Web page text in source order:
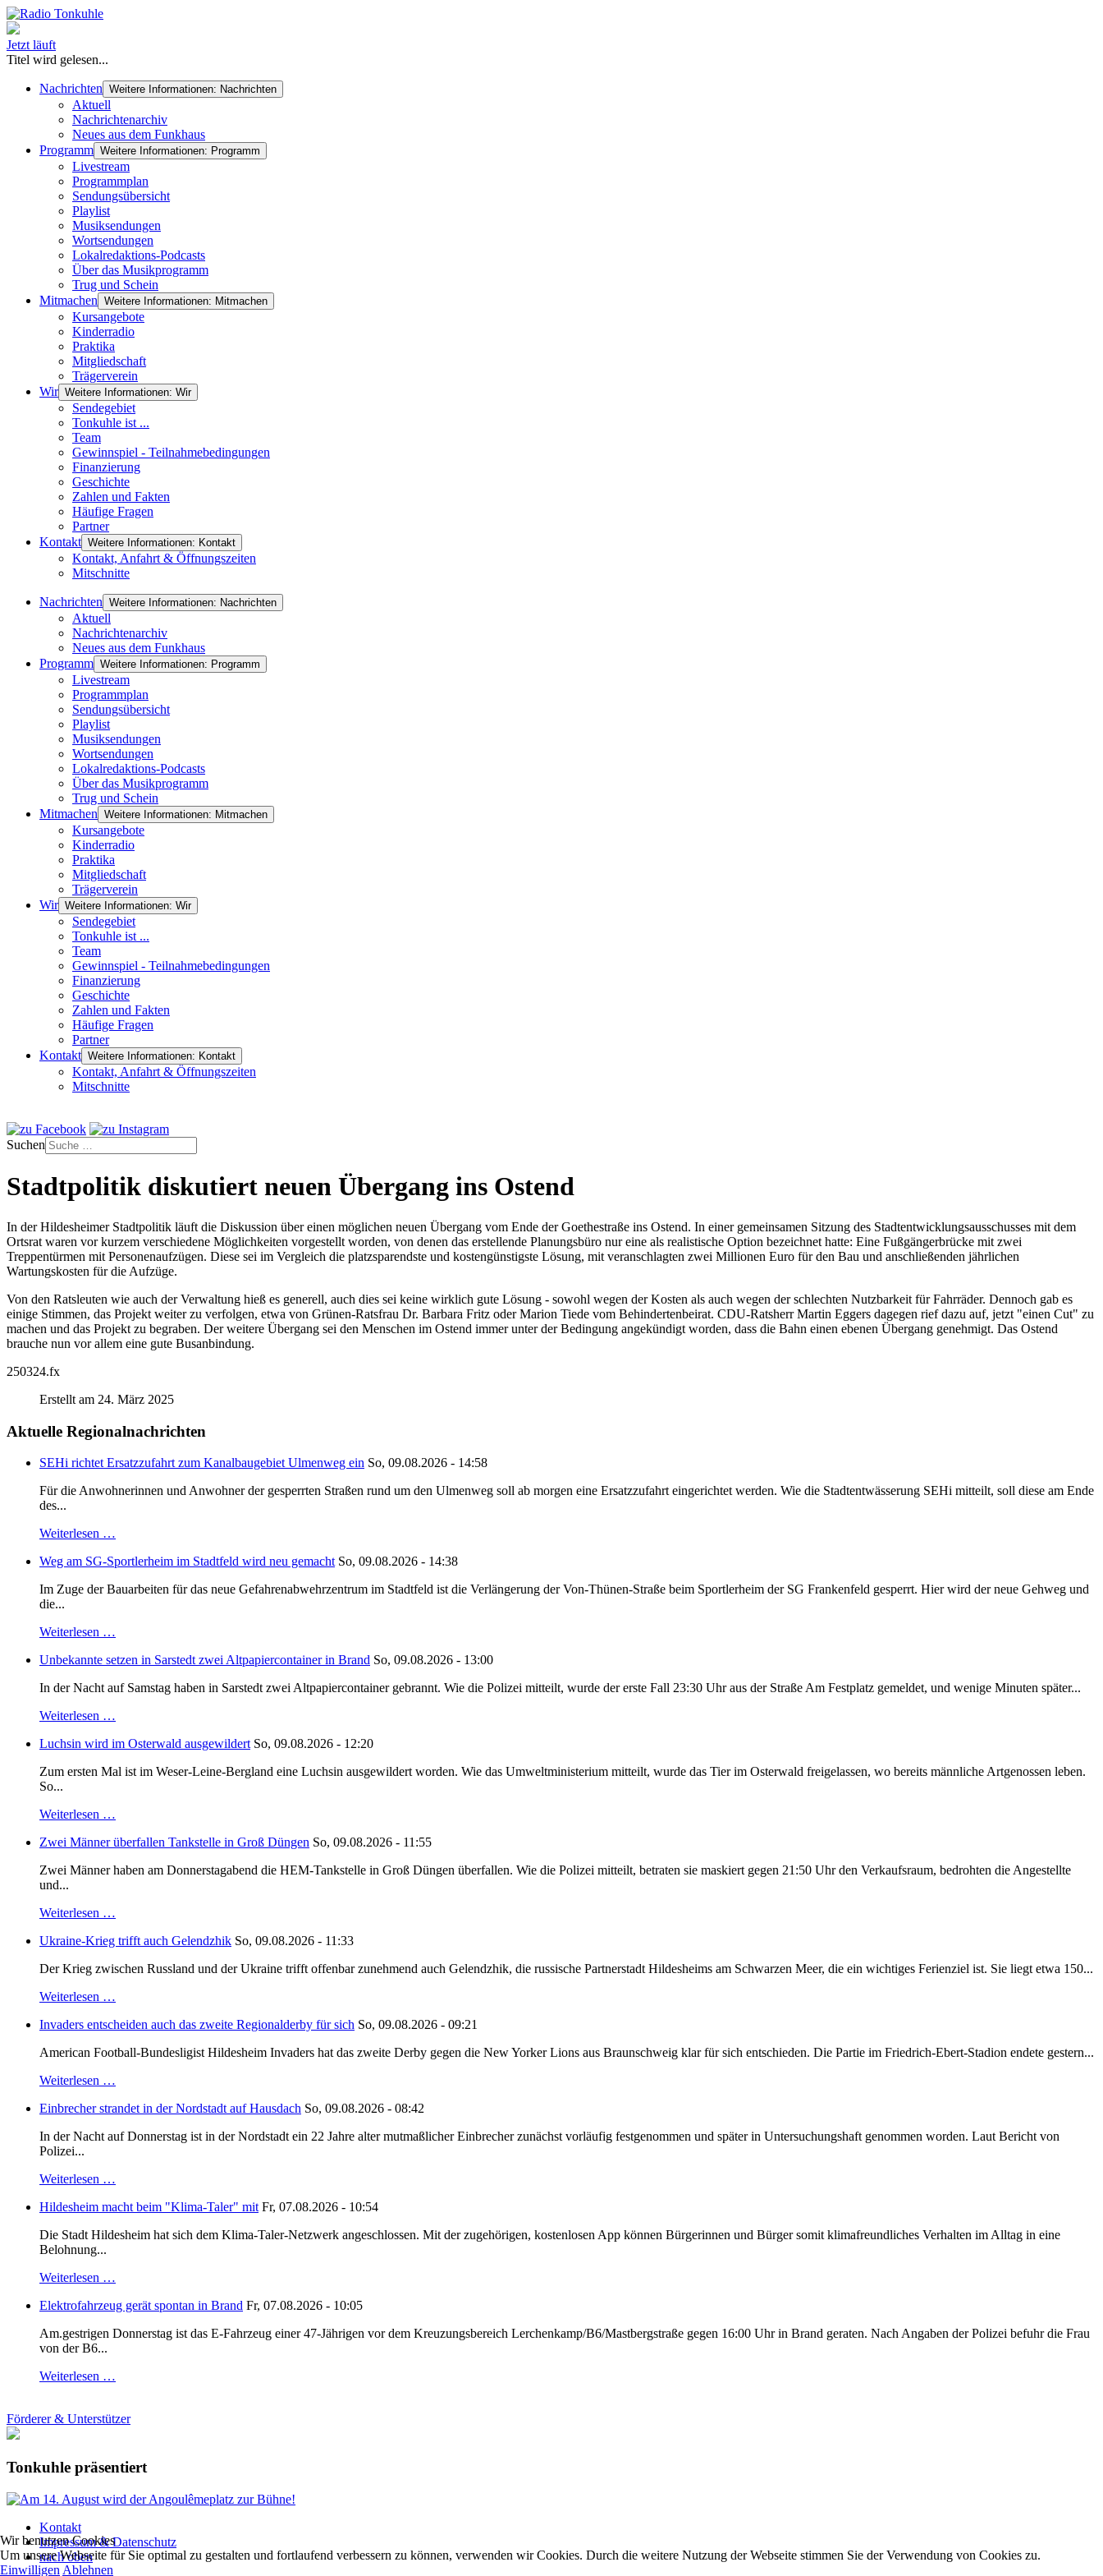
Jetzt läuft
Titel wird gelesen...
Nachrichten Weitere Informationen: Nachrichten
Aktuell
Nachrichtenarchiv
Neues aus dem Funkhaus
Programm Weitere Informationen: Programm
Livestream
Programmplan
Sendungsübersicht
Playlist
Musiksendungen
Wortsendungen
Lokalredaktions-Podcasts
Über das Musikprogramm
Trug und Schein
Mitmachen Weitere Informationen: Mitmachen
Kursangebote
Kinderradio
Praktika
Mitgliedschaft
Trägerverein
Wir Weitere Informationen: Wir
Sendegebiet
Tonkuhle ist ...
Team
Gewinnspiel - Teilnahmebedingungen
Finanzierung
Geschichte
Zahlen und Fakten
Häufige Fragen
Partner
Kontakt Weitere Informationen: Kontakt
Kontakt, Anfahrt & Öffnungszeiten
Mitschnitte
Nachrichten Weitere Informationen: Nachrichten
Aktuell
Nachrichtenarchiv
Neues aus dem Funkhaus
Programm Weitere Informationen: Programm
Livestream
Programmplan
Sendungsübersicht
Playlist
Musiksendungen
Wortsendungen
Lokalredaktions-Podcasts
Über das Musikprogramm
Trug und Schein
Mitmachen Weitere Informationen: Mitmachen
Kursangebote
Kinderradio
Praktika
Mitgliedschaft
Trägerverein
Wir Weitere Informationen: Wir
Sendegebiet
Tonkuhle ist ...
Team
Gewinnspiel - Teilnahmebedingungen
Finanzierung
Geschichte
Zahlen und Fakten
Häufige Fragen
Partner
Kontakt Weitere Informationen: Kontakt
Kontakt, Anfahrt & Öffnungszeiten
Mitschnitte
Suchen
Stadtpolitik diskutiert neuen Übergang ins Ostend
In der Hildesheimer Stadtpolitik läuft die Diskussion über einen möglichen neuen Übergang vom Ende der Goethestraße ins Ostend. In einer gemeinsamen Sitzung des Stadtentwicklungsausschusses mit dem
Ortsrat waren vor kurzem verschiedene Möglichkeiten vorgestellt worden, von denen das erstellende Planungsbüro nur eine als realistische Option bezeichnet hatte: Eine Fußgängerbrücke mit zwei
Treppentürmen mit Personenaufzügen. Diese sei im Vergleich die platzsparendste und kostengünstigste Lösung, mit veranschlagten zwei Millionen Euro für den Bau und anschließenden jährlichen
Wartungskosten für die Aufzüge.
Von den Ratsleuten wie auch der Verwaltung hieß es generell, auch dies sei keine wirklich gute Lösung - sowohl wegen der Kosten als auch wegen der schlechten Nutzbarkeit für Fahrräder. Dennoch gab es
einige Stimmen, das Projekt weiter zu verfolgen, etwa von Grünen-Ratsfrau Dr. Barbara Fritz oder Marion Tiede vom Behindertenbeirat. CDU-Ratsherr Martin Eggers dagegen rief dazu auf, jetzt "einen Cut" zu
machen und das Projekt zu begraben. Der weitere Übergang sei den Menschen im Ostend immer unter der Bedingung angekündigt worden, dass die Bahn einen ebenen Übergang genehmigt. Das Ostend
brauche nun vor allem eine gute Busanbindung.
250324.fx
Erstellt am 24. März 2025
Aktuelle Regionalnachrichten
SEHi richtet Ersatzzufahrt zum Kanalbaugebiet Ulmenweg ein So, 09.08.2026 - 14:58
Für die Anwohnerinnen und Anwohner der gesperrten Straßen rund um den Ulmenweg soll ab morgen eine Ersatzzufahrt eingerichtet werden. Wie die Stadtentwässerung SEHi mitteilt, soll diese am Ende
des...
Weiterlesen …
Weg am SG-Sportlerheim im Stadtfeld wird neu gemacht So, 09.08.2026 - 14:38
Im Zuge der Bauarbeiten für das neue Gefahrenabwehrzentrum im Stadtfeld ist die Verlängerung der Von-Thünen-Straße beim Sportlerheim der SG Frankenfeld gesperrt. Hier wird der neue Gehweg und
die...
Weiterlesen …
Unbekannte setzen in Sarstedt zwei Altpapiercontainer in Brand So, 09.08.2026 - 13:00
In der Nacht auf Samstag haben in Sarstedt zwei Altpapiercontainer gebrannt. Wie die Polizei mitteilt, wurde der erste Fall 23:30 Uhr aus der Straße Am Festplatz gemeldet, und wenige Minuten später...
Weiterlesen …
Luchsin wird im Osterwald ausgewildert So, 09.08.2026 - 12:20
Zum ersten Mal ist im Weser-Leine-Bergland eine Luchsin ausgewildert worden. Wie das Umweltministerium mitteilt, wurde das Tier im Osterwald freigelassen, wo bereits männliche Artgenossen leben.
So...
Weiterlesen …
Zwei Männer überfallen Tankstelle in Groß Düngen So, 09.08.2026 - 11:55
Zwei Männer haben am Donnerstagabend die HEM-Tankstelle in Groß Düngen überfallen. Wie die Polizei mitteilt, betraten sie maskiert gegen 21:50 Uhr den Verkaufsraum, bedrohten die Angestellte
und...
Weiterlesen …
Ukraine-Krieg trifft auch Gelendzhik So, 09.08.2026 - 11:33
Der Krieg zwischen Russland und der Ukraine trifft offenbar zunehmend auch Gelendzhik, die russische Partnerstadt Hildesheims am Schwarzen Meer, die ein wichtiges Ferienziel ist. Sie liegt etwa 150...
Weiterlesen …
Invaders entscheiden auch das zweite Regionalderby für sich So, 09.08.2026 - 09:21
American Football-Bundesligist Hildesheim Invaders hat das zweite Derby gegen die New Yorker Lions aus Braunschweig klar für sich entschieden. Die Partie im Friedrich-Ebert-Stadion endete gestern...
Weiterlesen …
Einbrecher strandet in der Nordstadt auf Hausdach So, 09.08.2026 - 08:42
In der Nacht auf Donnerstag ist in der Nordstadt ein 22 Jahre alter mutmaßlicher Einbrecher zunächst vorläufig festgenommen und später in Untersuchungshaft genommen worden. Laut Bericht von
Polizei...
Weiterlesen …
Hildesheim macht beim "Klima-Taler" mit Fr, 07.08.2026 - 10:54
Die Stadt Hildesheim hat sich dem Klima-Taler-Netzwerk angeschlossen. Mit der zugehörigen, kostenlosen App können Bürgerinnen und Bürger somit klimafreundliches Verhalten im Alltag in eine
Belohnung...
Weiterlesen …
Elektrofahrzeug gerät spontan in Brand Fr, 07.08.2026 - 10:05
Am.gestrigen Donnerstag ist das E-Fahrzeug einer 47-Jährigen vor dem Kreuzungsbereich Lerchenkamp/B6/Mastbergstraße gegen 16:00 Uhr in Brand geraten. Nach Angaben der Polizei befuhr die Frau
von der B6...
Weiterlesen …
Förderer & Unterstützer
Tonkuhle präsentiert
Kontakt
Impressum & Datenschutz
nach oben
Wir benutzen Cookies
Um unsere Webseite für Sie optimal zu gestalten und fortlaufend verbessern zu können, verwenden wir Cookies. Durch die weitere Nutzung der Webseite stimmen Sie der Verwendung von Cookies zu.
Einwilligen Ablehnen